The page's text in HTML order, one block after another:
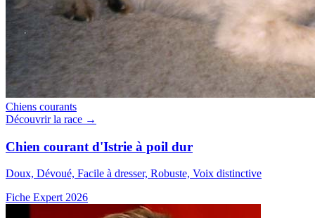
Chiens courants
Découvrir la race →
Chien courant d'Istrie à poil dur
Doux, Dévoué, Facile à dresser, Robuste, Voix distinctive
Fiche Expert 2026